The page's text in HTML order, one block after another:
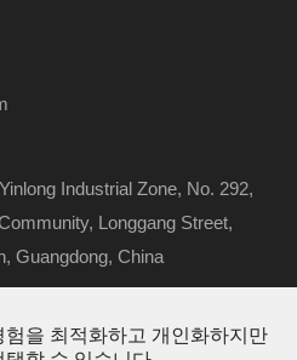
Industrial Zone, No. 292,
Longgang Street,
Guangdong, China
Co., Ltd.
을 최적화하고 개인화하지만